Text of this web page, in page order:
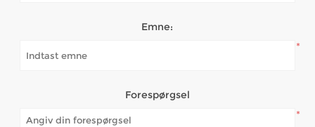
Emne:
*
Forespørgsel
*